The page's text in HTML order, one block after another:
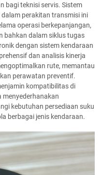
bagi teknisi servis. Sistem
perakitan transmisi ini
operasi berkepanjangan,
bahkan dalam siklus tugas
dengan sistem kendaraan
dan analisis kinerja
rute, memantau
perawatan preventif.
kompatibilitas di
menyederhanakan
kebutuhan persediaan suku
berbagai jenis kendaraan.